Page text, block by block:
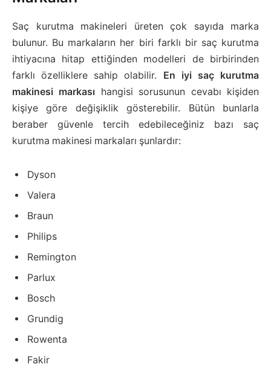
Saç kurutma makineleri üreten çok sayıda marka
bulunur. Bu markaların her biri farklı bir saç kurutma
ihtiyacına hitap ettiğinden modelleri de birbirinden
farklı özelliklere sahip olabilir. En iyi saç kurutma
makinesi markası hangisi sorusunun cevabı kişiden
kişiye göre değişiklik gösterebilir. Bütün bunlarla
beraber güvenle tercih edebileceğiniz bazı saç
kurutma makinesi markaları şunlardır:
Dyson
Valera
Braun
Philips
Remington
Parlux
Bosch
Grundig
Rowenta
Fakir